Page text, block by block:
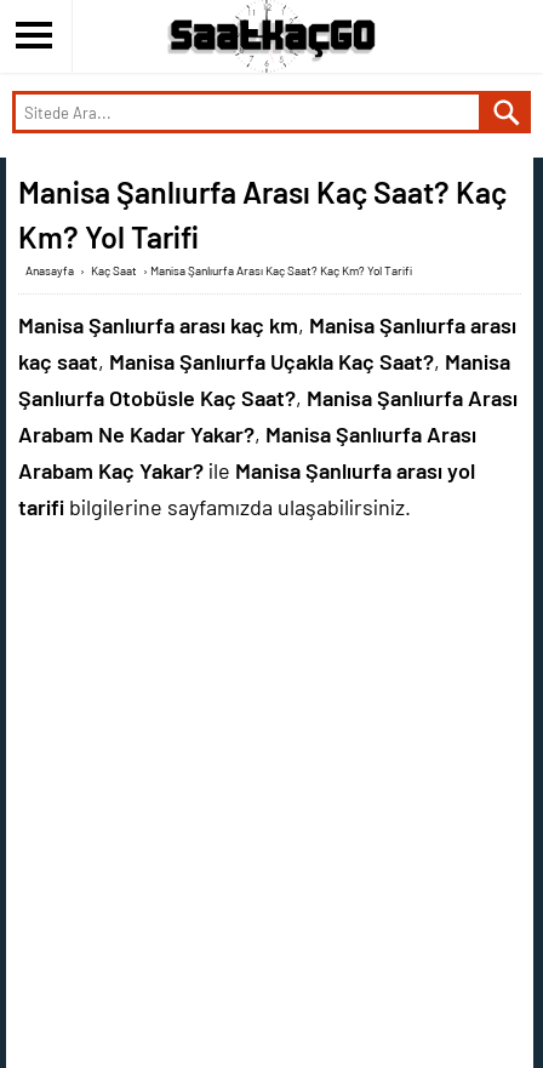
Manisa Şanlıurfa Arası Kaç Saat? Kaç
Km? Yol Tarifi
Anasayfa › Kaç Saat › Manisa Şanlıurfa Arası Kaç Saat? Kaç Km? Yol Tarifi
Manisa Şanlıurfa arası kaç km, Manisa Şanlıurfa arası
kaç saat, Manisa Şanlıurfa Uçakla Kaç Saat?, Manisa
Şanlıurfa Otobüsle Kaç Saat?, Manisa Şanlıurfa Arası
Arabam Ne Kadar Yakar?, Manisa Şanlıurfa Arası
Arabam Kaç Yakar? ile Manisa Şanlıurfa arası yol
tarifi bilgilerine sayfamızda ulaşabilirsiniz.